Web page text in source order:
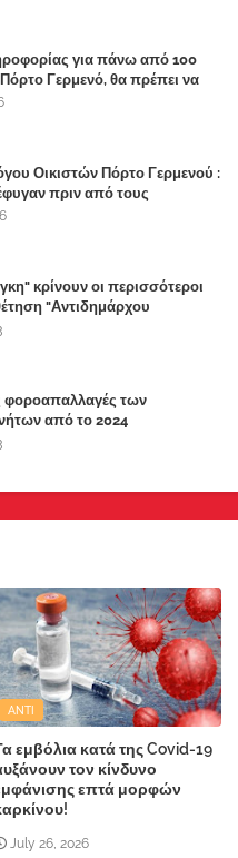
για πάνω από 100
Γερμενό, θα πρέπει να
για την ολοσχερή
της Αττικής
Οικιστών Πόρτο Γερμενού :
πριν από τους
κρίνουν οι περισσότεροι
"Αντιδημάρχου
στο Δήμο Μάνδρας-Ειδυλλίας!
φοροαπαλλαγές των
από το 2024
ANTI
εμβόλια κατά της Covid-19
τον κίνδυνο
επτά μορφών
July 26, 2026